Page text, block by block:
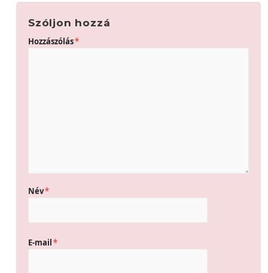
Szóljon hozzá
Hozzászólás*
Név*
E-mail*